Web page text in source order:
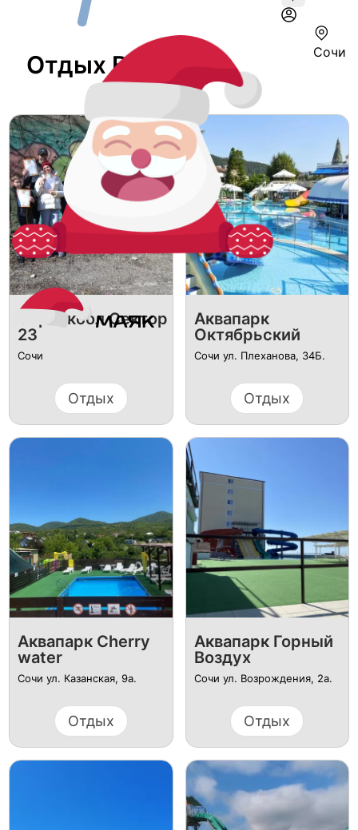
Сочи
Отдых В Сочи
Страйкбол Сектор
23
Сочи
Отдых
Аквапарк
Октябрьский
Сочи ул. Плеханова, 34Б.
Отдых
Аквапарк Cherry
water
Сочи ул. Казанская, 9а.
Отдых
Аквапарк Горный
Воздух
Сочи ул. Возрождения, 2а.
Отдых